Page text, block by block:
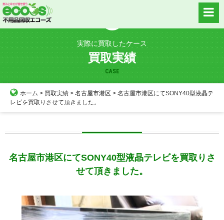
Skip
to
実際に買取したケース
買取実績
CASE
ホーム > 買取実績 > 名古屋市港区 > 名古屋市港区にてSONY40型液晶テ
レビを買取りさせて頂きました。
名古屋市港区にてSONY40型液晶テレビを買取りさ
せて頂きました。